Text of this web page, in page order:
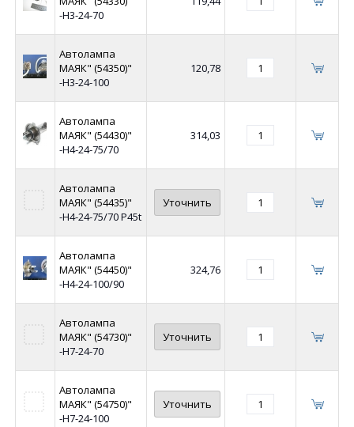
-Н3-24-70
Автолампа
МАЯК" (54350)"
-Н3-24-100
120,78
Автолампа
МАЯК" (54430)"
-Н4-24-75/70
314,03
Автолампа
МАЯК" (54435)"
-Н4-24-75/70 P45t
Уточнить
Автолампа
МАЯК" (54450)"
-Н4-24-100/90
324,76
Автолампа
МАЯК" (54730)"
-Н7-24-70
Уточнить
Автолампа
МАЯК" (54750)"
-Н7-24-100
Уточнить